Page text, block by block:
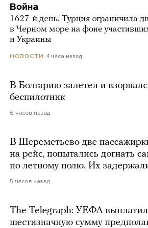
Война
1627-й день. Турция ограничила
в Черном море на фоне
и Украины
НОВОСТИ 4 часа назад
В Болгарию залетел и
беспилотник
6 часов назад
В Шереметьево две
на рейс, попытались догнать
по летному полю. Их
5 часов назад
The Telegraph: УЕФА
шестизначную сумму